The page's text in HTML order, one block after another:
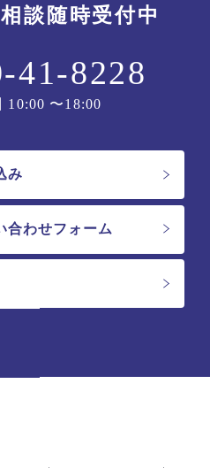
談随時受付中
41-8228
10:00 〜18:00
み
合わせフォーム